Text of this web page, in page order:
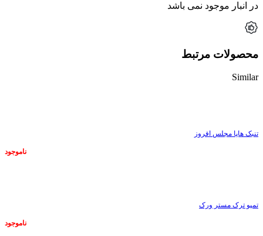
در انبار موجود نمی باشد
محصولات مرتبط
Similar
تنبک هاپا مجلس افروز
ناموجود
تمپو ترک مستر ورک
ناموجود